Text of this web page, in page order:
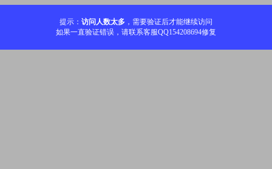
提示： 访问人数太多 ，需要验证后才能继续访问
如果一直验证错误，请联系客服QQ154208694修复